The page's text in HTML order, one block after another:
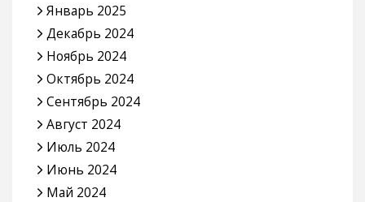
Январь 2025
Декабрь 2024
Ноябрь 2024
Октябрь 2024
Сентябрь 2024
Август 2024
Июль 2024
Июнь 2024
Май 2024